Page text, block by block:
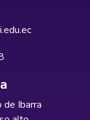
de Ibarra